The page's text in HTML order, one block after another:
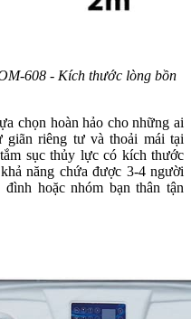
608 - Kích thước lòng bồn
chọn hoàn hảo cho những ai
giãn riêng tư và thoải mái tại
sục thủy lực có kích thước
năng chứa được 3-4 người
hoặc nhóm bạn thân tận